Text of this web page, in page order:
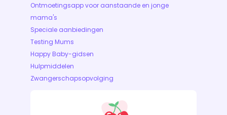
Ontmoetingsapp voor aanstaande en jonge
mama's
Speciale aanbiedingen
Testing Mums
Happy Baby-gidsen
Hulpmiddelen
Zwangerschapsopvolging